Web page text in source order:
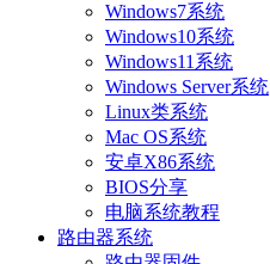
Windows7系统
Windows10系统
Windows11系统
Windows Server系统
Linux类系统
Mac OS系统
安卓X86系统
BIOS分享
电脑系统教程
路由器系统